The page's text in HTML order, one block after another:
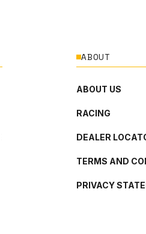
ABOUT
ABOUT US
RACING
DEALER
TERMS AND
PRIVACY